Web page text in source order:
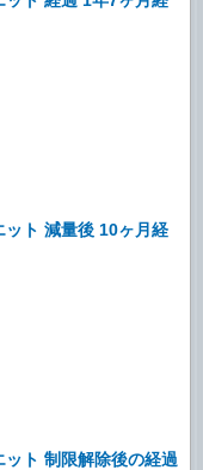
ト 減量後 10ヶ月経
ト 制限解除後の経過